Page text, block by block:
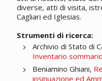
diverse, atti di visita,
Cagliari ed Iglesias.
Strumenti di ricerca:
Archivio di Stato di
Inventario sommario
Beniamino Ghiani,
insinuazione ed